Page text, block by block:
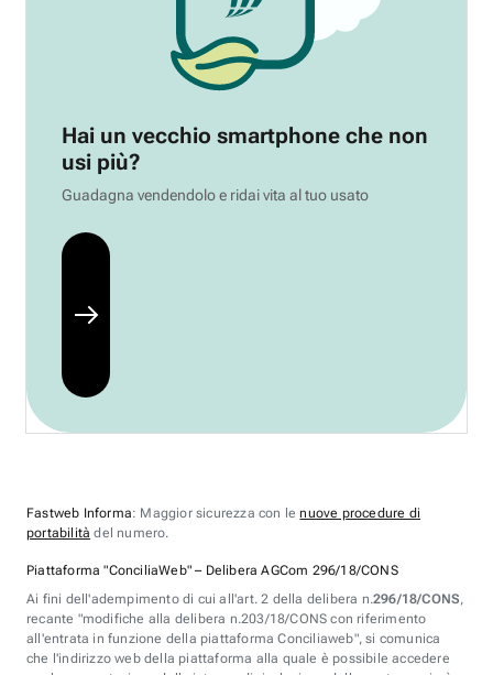
Hai un vecchio smartphone che non
usi più?
Guadagna vendendolo e ridai vita al tuo usato
Fastweb Informa: Maggior sicurezza con lenuove procedure di
portabilità del numero.
Piattaforma "ConciliaWeb" – Delibera AGCom 296/18/CONS
Ai fini dell'adempimento di cui all'art. 2 della delibera n.296/18/CONS,
recante "modifiche alla delibera n.203/18/CONS con riferimento
all'entrata in funzione della piattaforma Conciliaweb", si comunica
che l'indirizzo web della piattaforma alla quale è possibile accedere